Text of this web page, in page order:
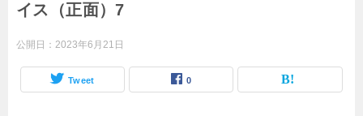
イス（正面）7
公開日： 2023年6月21日
Tweet 0